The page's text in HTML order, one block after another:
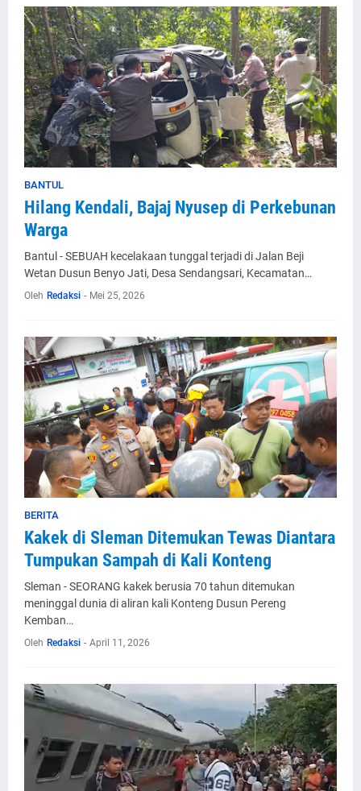
BANTUL
Hilang Kendali, Bajaj Nyusep di Perkebunan
Warga
Bantul - SEBUAH kecelakaan tunggal terjadi di Jalan Beji
Wetan Dusun Benyo Jati, Desa Sendangsari, Kecamatan…
Oleh Redaksi - Mei 25, 2026
BERITA
Kakek di Sleman Ditemukan Tewas Diantara
Tumpukan Sampah di Kali Konteng
Sleman - SEORANG kakek berusia 70 tahun ditemukan
meninggal dunia di aliran kali Konteng Dusun Pereng
Kemban…
Oleh Redaksi - April 11, 2026